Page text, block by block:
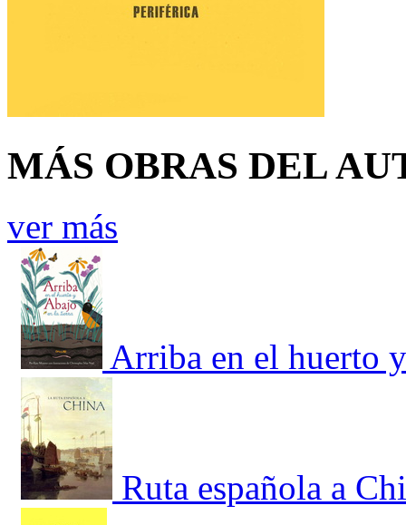
MÁS OBRAS DEL
ver más
Arriba en el huerto
Ruta española a